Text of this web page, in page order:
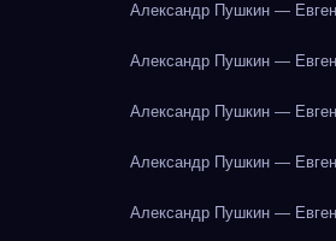
Александр Пушкин —
Александр Пушкин —
Александр Пушкин —
Александр Пушкин —
Александр Пушкин —